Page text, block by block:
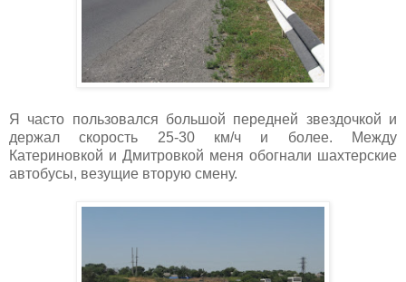
Я часто пользовался большой передней звездочкой и
держал скорость 25-30 км/ч и более. Между
Катериновкой и Дмитровкой меня обогнали шахтерские
автобусы, везущие вторую смену.